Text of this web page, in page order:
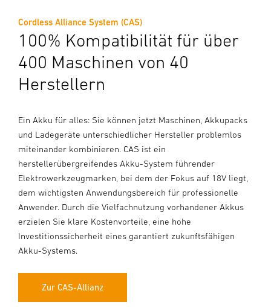
Cordless Alliance System (CAS)
100% Kompatibilität für über
400 Maschinen von 40
Herstellern
Ein Akku für alles: Sie können jetzt Maschinen, Akkupacks
und Ladegeräte unterschiedlicher Hersteller problemlos
miteinander kombinieren. CAS ist ein
herstellerübergreifendes Akku-System führender
Elektrowerkzeugmarken, bei dem der Fokus auf 18V liegt,
dem wichtigsten Anwendungsbereich für professionelle
Anwender. Durch die Vielfachnutzung vorhandener Akkus
erzielen Sie klare Kostenvorteile, eine hohe
Investitionssicherheit eines garantiert zukunftsfähigen
Akku-Systems.
Zur CAS-Allianz